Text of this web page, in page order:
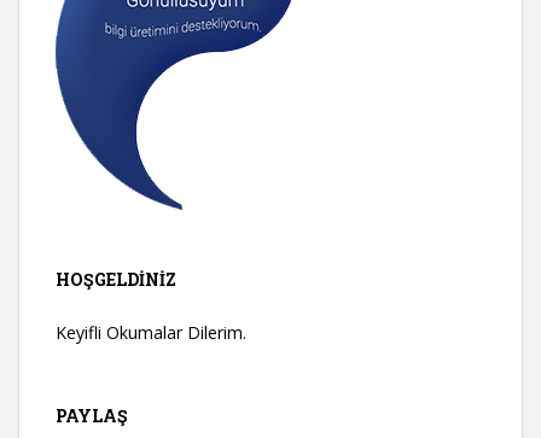
HOŞGELDINIZ
Keyifli Okumalar Dilerim.
PAYLAŞ